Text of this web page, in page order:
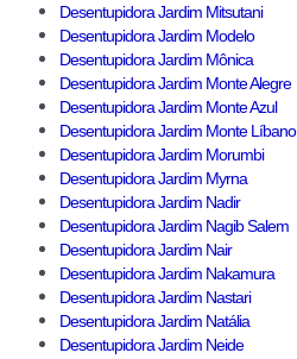
Desentupidora Jardim Mitsutani
Desentupidora Jardim Modelo
Desentupidora Jardim Mônica
Desentupidora Jardim Monte Alegre
Desentupidora Jardim Monte Azul
Desentupidora Jardim Monte Líbano
Desentupidora Jardim Morumbi
Desentupidora Jardim Myrna
Desentupidora Jardim Nadir
Desentupidora Jardim Nagib Salem
Desentupidora Jardim Nair
Desentupidora Jardim Nakamura
Desentupidora Jardim Nastari
Desentupidora Jardim Natália
Desentupidora Jardim Neide